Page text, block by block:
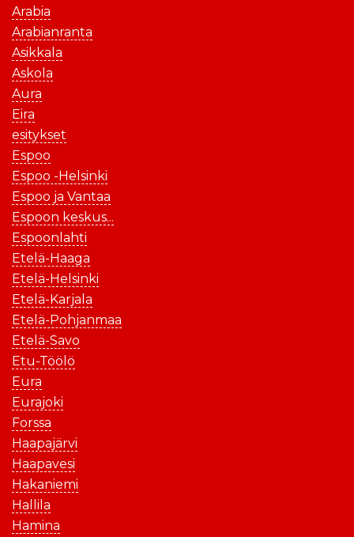
Arabia
Arabianranta
Asikkala
Askola
Aura
Eira
esitykset
Espoo
Espoo -Helsinki
Espoo ja Vantaa
Espoon keskus...
Espoonlahti
Etelä-Haaga
Etelä-Helsinki
Etelä-Karjala
Etelä-Pohjanmaa
Etelä-Savo
Etu-Töölö
Eura
Eurajoki
Forssa
Haapajärvi
Haapavesi
Hakaniemi
Hallila
Hamina